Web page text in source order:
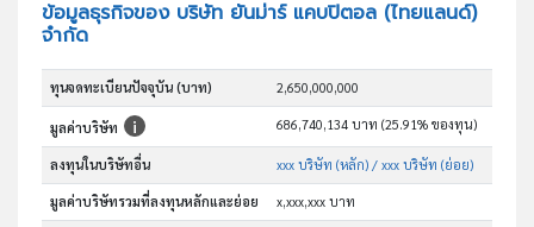
ข้อมูลธุรกิจของ บริษัท ยันม่าร์ แคบปิตอล (ไทยแลนด์)
จำกัด
ทุนจดทะเบียนปัจจุบัน (บาท) 2,650,000,000
มูลค่าบริษัท 686,740,134 บาท (25.91% ของทุน)
ลงทุนในบริษัทอื่น xxx บริษัท (หลัก)/ xxx บริษัท (ย่อย)
มูลค่าบริษัทรวมที่ลงทุนหลักและย่อย x,xxx,xxx บาท